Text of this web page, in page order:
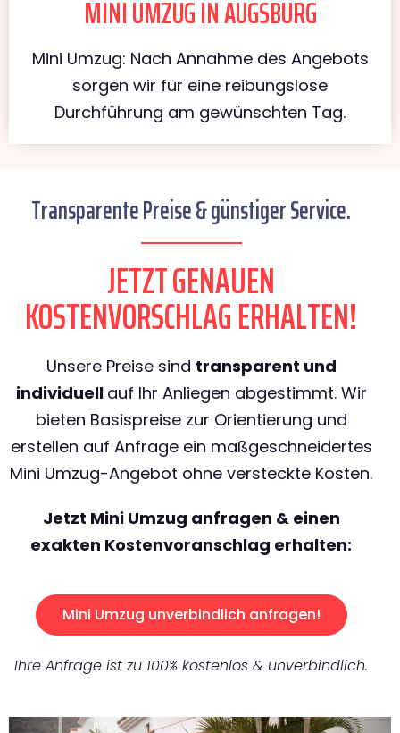
MINI UMZUG IN AUGSBURG
Mini Umzug: Nach Annahme des Angebots
sorgen wir für eine reibungslose
Durchführung am gewünschten Tag.
Transparente Preise & günstiger Service.
JETZT GENAUEN
KOSTENVORSCHLAG ERHALTEN!
Unsere Preise sind transparent und
individuell auf Ihr Anliegen abgestimmt. Wir
bieten Basispreise zur Orientierung und
erstellen auf Anfrage ein maßgeschneidertes
Mini Umzug-Angebot ohne versteckte Kosten.
Jetzt Mini Umzug anfragen & einen
exakten Kostenvoranschlag erhalten:
Mini Umzug unverbindlich anfragen!
Ihre Anfrage ist zu 100% kostenlos & unverbindlich.